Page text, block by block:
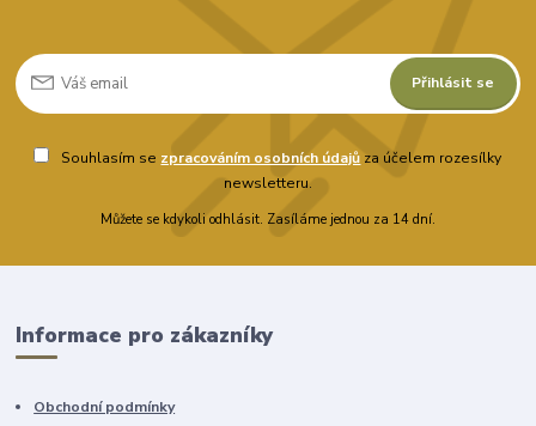
Přihlásit se
Souhlasím se zpracováním osobních údajů za účelem rozesílky
newsletteru.
Můžete se kdykoli odhlásit. Zasíláme jednou za 14 dní.
Informace pro zákazníky
Obchodní podmínky